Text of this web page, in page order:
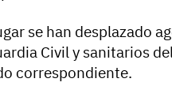
se han desplazado
Civil y sanitarios
correspondiente.